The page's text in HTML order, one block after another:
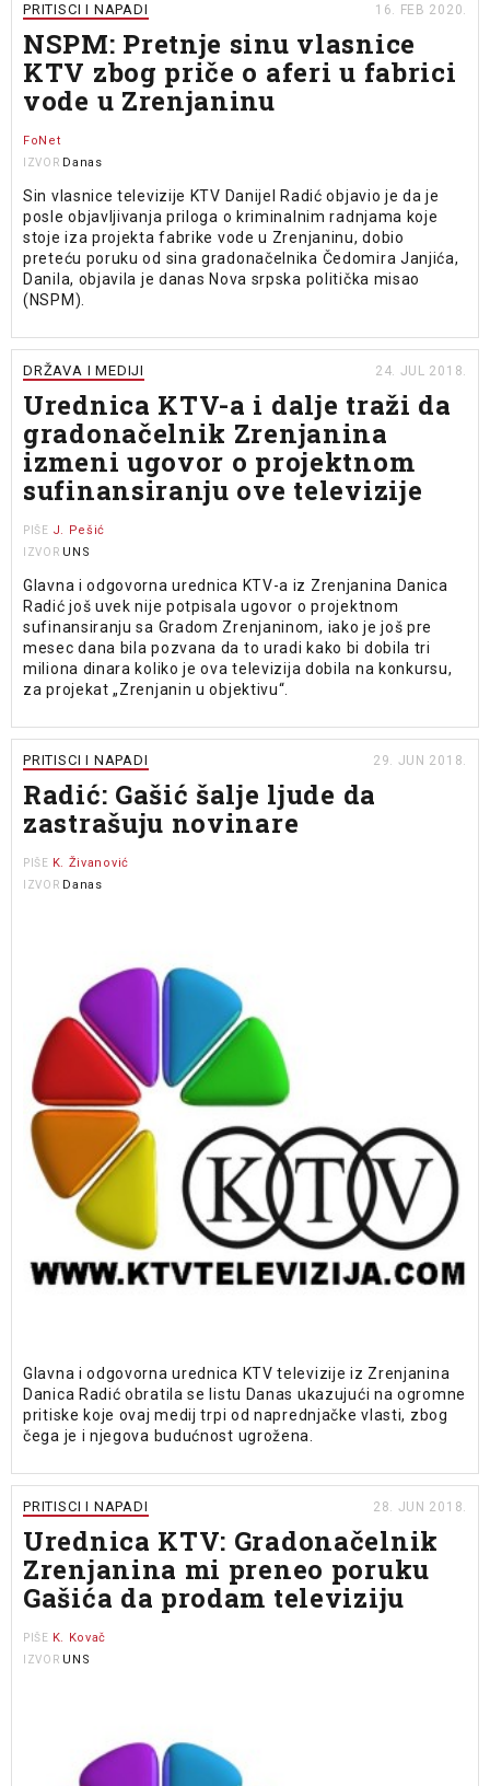
PRITISCI I NAPADI 16. FEB 2020.
NSPM: Pretnje sinu vlasnice
KTV zbog priče o aferi u fabrici
vode u Zrenjaninu
FoNet
IZVOR Danas
Sin vlasnice televizije KTV Danijel Radić objavio je da je
posle objavljivanja priloga o kriminalnim radnjama koje
stoje iza projekta fabrike vode u Zrenjaninu, dobio
preteću poruku od sina gradonačelnika Čedomira Janjića,
Danila, objavila je danas Nova srpska politička misao
(NSPM).
DRŽAVA I MEDIJI 24. JUL 2018.
Urednica KTV-a i dalje traži da
gradonačelnik Zrenjanina
izmeni ugovor o projektnom
sufinansiranju ove televizije
PIŠE J. Pešić
IZVOR UNS
Glavna i odgovorna urednica KTV-a iz Zrenjanina Danica
Radić još uvek nije potpisala ugovor o projektnom
sufinansiranju sa Gradom Zrenjaninom, iako je još pre
mesec dana bila pozvana da to uradi kako bi dobila tri
miliona dinara koliko je ova televizija dobila na konkursu,
za projekat „Zrenjanin u objektivu“.
PRITISCI I NAPADI 29. JUN 2018.
Radić: Gašić šalje ljude da
zastrašuju novinare
PIŠE K. Živanović
IZVOR Danas
Glavna i odgovorna urednica KTV televizije iz Zrenjanina
Danica Radić obratila se listu Danas ukazujući na ogromne
pritiske koje ovaj medij trpi od naprednjačke vlasti, zbog
čega je i njegova budućnost ugrožena.
PRITISCI I NAPADI 28. JUN 2018.
Urednica KTV: Gradonačelnik
Zrenjanina mi preneo poruku
Gašića da prodam televiziju
PIŠE K. Kovač
IZVOR UNS